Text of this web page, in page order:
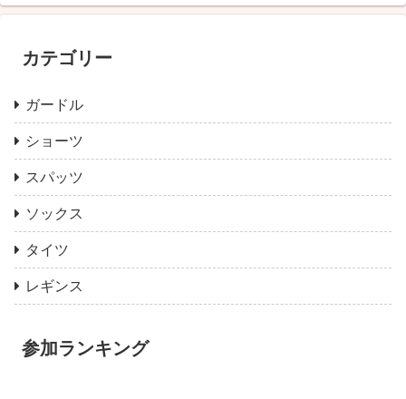
カテゴリー
ガードル
ショーツ
スパッツ
ソックス
タイツ
レギンス
参加ランキング